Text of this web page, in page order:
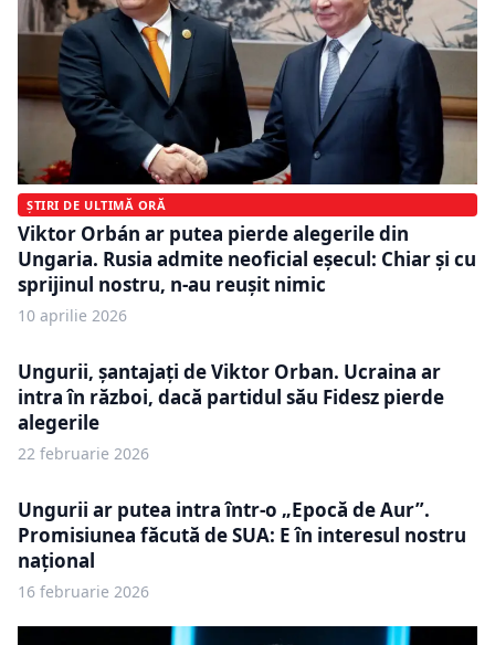
ȘTIRI DE ULTIMĂ ORĂ
Viktor Orbán ar putea pierde alegerile din
Ungaria. Rusia admite neoficial eșecul: Chiar și cu
sprijinul nostru, n-au reușit nimic
10 aprilie 2026
Ungurii, șantajați de Viktor Orban. Ucraina ar
intra în război, dacă partidul său Fidesz pierde
alegerile
22 februarie 2026
Ungurii ar putea intra într-o „Epocă de Aur”.
Promisiunea făcută de SUA: E în interesul nostru
național
16 februarie 2026